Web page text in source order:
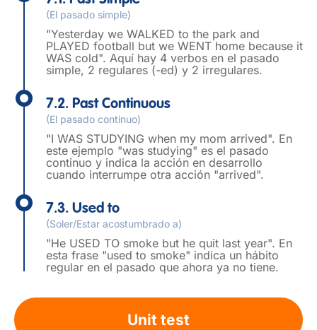
(El pasado simple)
"Yesterday we WALKED to the park and
PLAYED football but we WENT home because it
WAS cold". Aquí hay 4 verbos en el pasado
simple, 2 regulares (-ed) y 2 irregulares.
7.2. Past Continuous
(El pasado continuo)
"I WAS STUDYING when my mom arrived". En
este ejemplo "was studying" es el pasado
continuo y indica la acción en desarrollo
cuando interrumpe otra acción "arrived".
7.3. Used to
(Soler/Estar acostumbrado a)
"He USED TO smoke but he quit last year". En
esta frase "used to smoke" indica un hábito
regular en el pasado que ahora ya no tiene.
Unit test